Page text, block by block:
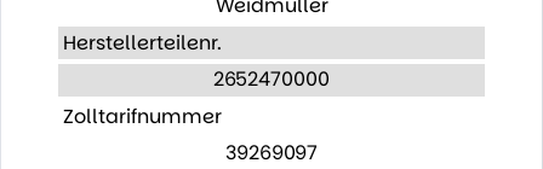
Weidmüller
Herstellerteilenr.
2652470000
Zolltarifnummer
39269097